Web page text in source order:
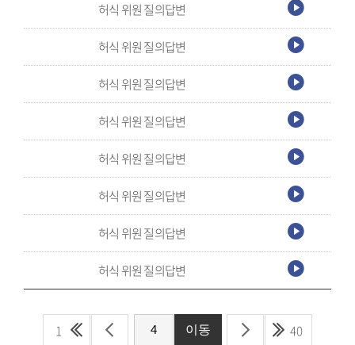
허식 위원 질의답변
허식 위원 질의답변
허식 위원 질의답변
허식 위원 질의답변
허식 위원 질의답변
허식 위원 질의답변
허식 위원 질의답변
허식 위원 질의답변
1 40